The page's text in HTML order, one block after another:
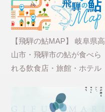
【飛騨の鮎MAP】 岐阜県高
山市・飛騨市の鮎が食べら
れる飲食店・旅館・ホテル